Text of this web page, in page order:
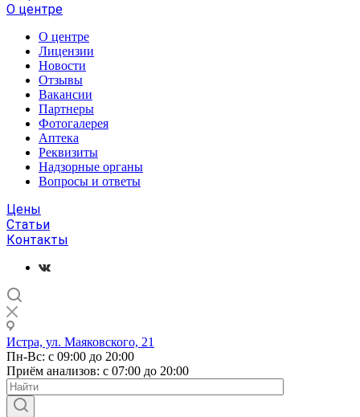
О центре
О центре
Лицензии
Новости
Отзывы
Вакансии
Партнеры
Фотогалерея
Аптека
Реквизиты
Надзорные органы
Вопросы и ответы
Цены
Статьи
Контакты
Истра, ул. Маяковского, 21
Пн-Вс: с 09:00 до 20:00
Приём анализов: с 07:00 до 20:00